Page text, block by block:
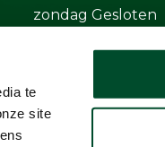
te
site
zondag Gesloten
Bij spoed ook
openingstijden
+31 (0)50-5712124